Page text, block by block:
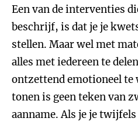
Een van de interventies
beschrijf, is dat je je
stellen. Maar wel met
alles met iedereen te
ontzettend emotioneel te
tonen is geen teken van
aanname. Als je je